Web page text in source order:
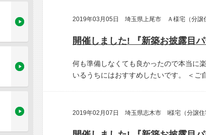
2019年03月05日 埼玉県上尾市 Ａ様宅（分譲
何も準備しなくても良かったので本当に
いるうちにはおすすめしたいです。
＜ご
2019年02月07日 埼玉県志木市 I様宅（分譲住